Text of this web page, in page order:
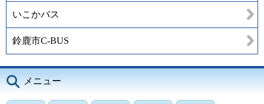
いこかバス
鈴鹿市C-BUS
メニュー